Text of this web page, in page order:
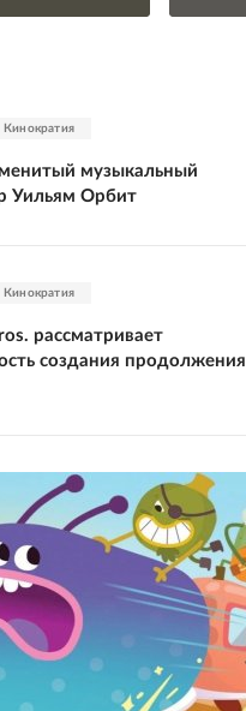
Кинократия
музыкальный
Уильям Орбит
Кинократия
рассматривает
создания продолжения